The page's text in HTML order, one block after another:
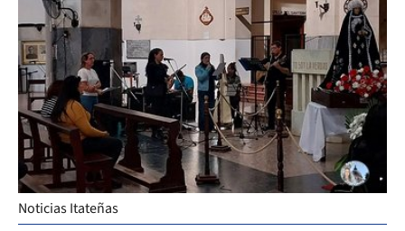
Noticias Itateñas